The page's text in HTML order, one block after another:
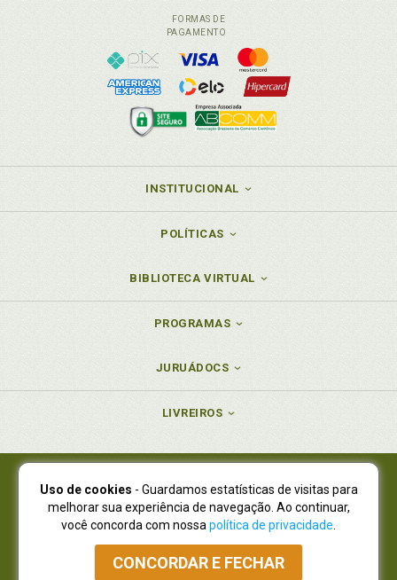
FORMAS DE
PAGAMENTO
INSTITUCIONAL
POLÍTICAS
BIBLIOTECA VIRTUAL
PROGRAMAS
JURUÁDOCS
LIVREIROS
Juruá Editora Ltda., CNPJ 77.535.508/0001-19
Juruá Informática Ltda., CNPJ 01.701.561/0001-80
NOVO ENDEREÇO:R. Flávio Dallegrave, 7665, São Lourenço |
Curitiba - Paraná - CEP 82210-310
Atendimento: (41) 4009-3900|Vendas Atacado: (41) 4009-3939
Uso de cookies - Guardamos estatísticas de visitas para
melhorar sua experiência de navegação. Ao continuar,
você concorda com nossa política de privacidade
CONCORDAR E FECHAR